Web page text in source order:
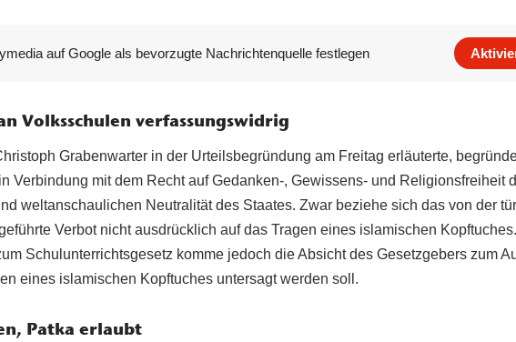
auf Google als bevorzugte Nachrichtenquelle festlegen
Volksschulen verfassungswidrig
Grabenwarter in der Urteilsbegründung am Freitag erläuterte,
Verbindung mit dem Recht auf Gedanken-, Gewissens- und Religionsfreiheit
weltanschaulichen Neutralität des Staates. Zwar beziehe sich das von der
Verbot nicht ausdrücklich auf das Tragen eines islamischen
Schulunterrichtsgesetz komme jedoch die Absicht des Gesetzgebers zum
eines islamischen Kopftuches untersagt werden soll.
Patka erlaubt